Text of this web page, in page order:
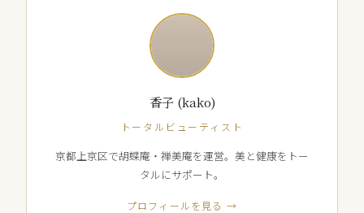
香子 (kako)
トータルビューティスト
京都上京区で胡蝶庵・禅美庵を運営。美と健康をトー
タルにサポート。
プロフィールを見る →